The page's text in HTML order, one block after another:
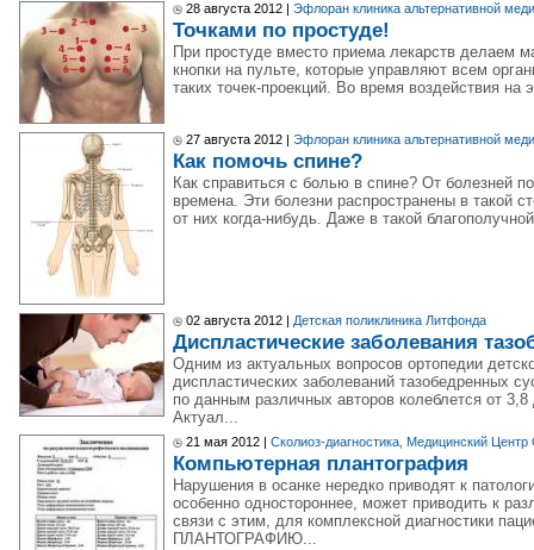
28 августа 2012 | Эфлоран клиника альтернативной
Точками по простуде!
При простуде вместо приема лекарств делаем
кнопки на пульте, которые управляют всем
таких точек-проекций. Во время воздействия на
27 августа 2012 | Эфлоран клиника альтернативной
Как помочь спине?
Как справиться с болью в спине? От болезней
времена. Эти болезни распространены в такой
от них когда-нибудь. Даже в такой
02 августа 2012 | Детская поликлиника Литфонда
Диспластические заболевания
Одним из актуальных вопросов ортопедии
диспластических заболеваний тазобедренных
по данным различных авторов колеблется от
Актуал...
21 мая 2012 | Сколиоз-диагностика, Медицинский
Компьютерная плантография
Нарушения в осанке нередко приводят к
особенно одностороннее, может приводить к
связи с этим, для комплексной диагностики
ПЛАНТОГРАФИЮ...